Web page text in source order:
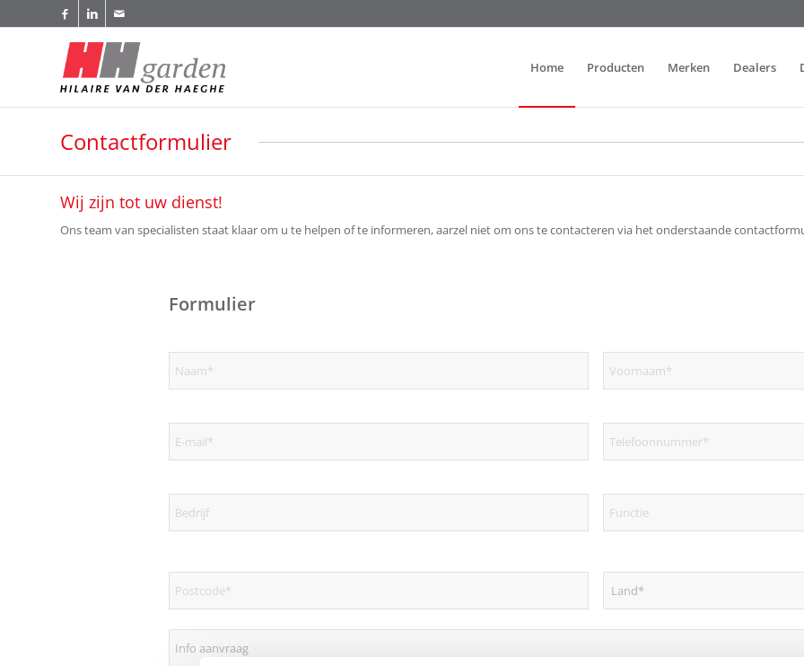
Home Producten Merken Dealers
Contactformulier
Wij zijn tot uw dienst!
Ons team van specialisten staat klaar om u te helpen of te informeren, aarzel niet om ons te contacteren via het onderstaande
Formulier